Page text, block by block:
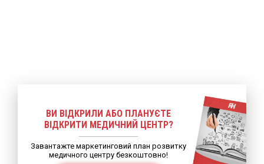
ВИ ВІДКРИЛИ АБО ПЛАНУЄТЕ
ВІДКРИТИ МЕДИЧНИЙ ЦЕНТР?
Завантажте маркетинговий план розвитку
медичного центру безкоштовно!